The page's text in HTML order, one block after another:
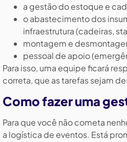
a gestão do estoque e
o abastecimento dos
infraestrutura (cadeiras,
montagem e
pessoal de apoio
Para isso, uma equipe ficará
correta, que as tarefas sejam
Como fazer uma
Para que você não cometa
a logística de eventos. Está